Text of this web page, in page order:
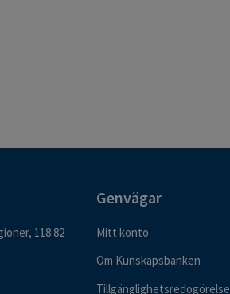
118 82
Genvägar
Mitt konto
Om Kunskapsbanken
Tillgänglighetsredogörelse